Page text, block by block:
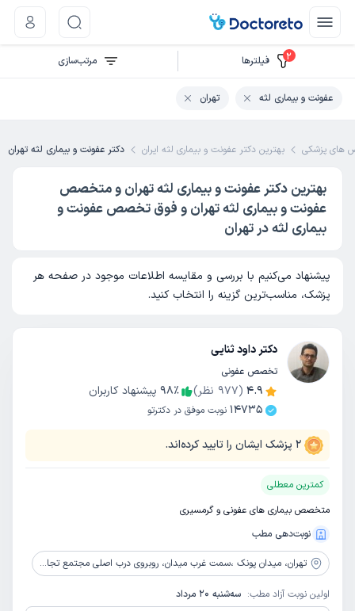
های پزشکی بهترین دکتر عفونت و بیماری لثه ایران دکتر عفونت و بیماری لثه تهران
بهترین دکتر عفونت و بیماری لثه تهران و متخصص
عفونت و بیماری لثه تهران و فوق تخصص عفونت و
بیماری لثه در تهران
پیشنهاد می‌کنیم با بررسی و مقایسه اطلاعات موجود در صفحه هر
پزشک، مناسب‌ترین گزینه را انتخاب کنید.
دکتر داود ثنایی
تخصص عفونی
4.9
(
977 نظر) 98٪
پیشنهاد کاربران
14735 نوبت موفق در دکترتو
2 پزشک ایشان را تایید کرده‌اند.
کمترین معطلی
متخصص بیماری های عفونی و گرمسیری
نوبت‌دهی مطب
تهران، میدان پونک ،سمت غرب میدان، روبروی درب اصلی مجتمع تجاری بوستان،پلاک 4 (ساختمان سبز رنگ) ،طبقه اول ،واحد6
اولین نوبت آزاد مطب: سه‌شنبه 20 مرداد
2 فیلتر‌ها مرتب‌سازی
عفونت و بیماری لثه تهران